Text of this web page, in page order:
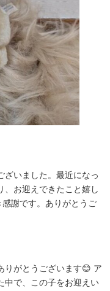
ざいました。最近になっ
、お迎えできたこと嬉し
謝です。ありがとうご
りがとうございます😊 ア
中で、この子をお迎えい